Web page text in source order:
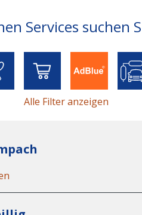
Services suchen
Alle Filter anzeigen